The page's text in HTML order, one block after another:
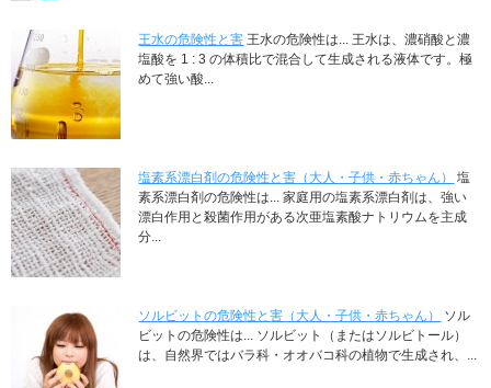
王水の危険性と害 王水の危険性は... 王水は、濃硝酸と濃
塩酸を 1 : 3 の体積比で混合して生成される液体です。極
めて強い酸...
塩素系漂白剤の危険性と害（大人・子供・赤ちゃん）
塩
素系漂白剤の危険性は... 家庭用の塩素系漂白剤は、強い
漂白作用と殺菌作用がある次亜塩素酸ナトリウムを主成
分...
ソルビットの危険性と害（大人・子供・赤ちゃん）
ソル
ビットの危険性は... ソルビット（またはソルビトール）
は、自然界ではバラ科・オオバコ科の植物で生成され、...